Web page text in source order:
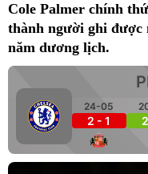
Cole Palmer chính
thành người ghi được
năm dương lịch.
24-05
2 - 1